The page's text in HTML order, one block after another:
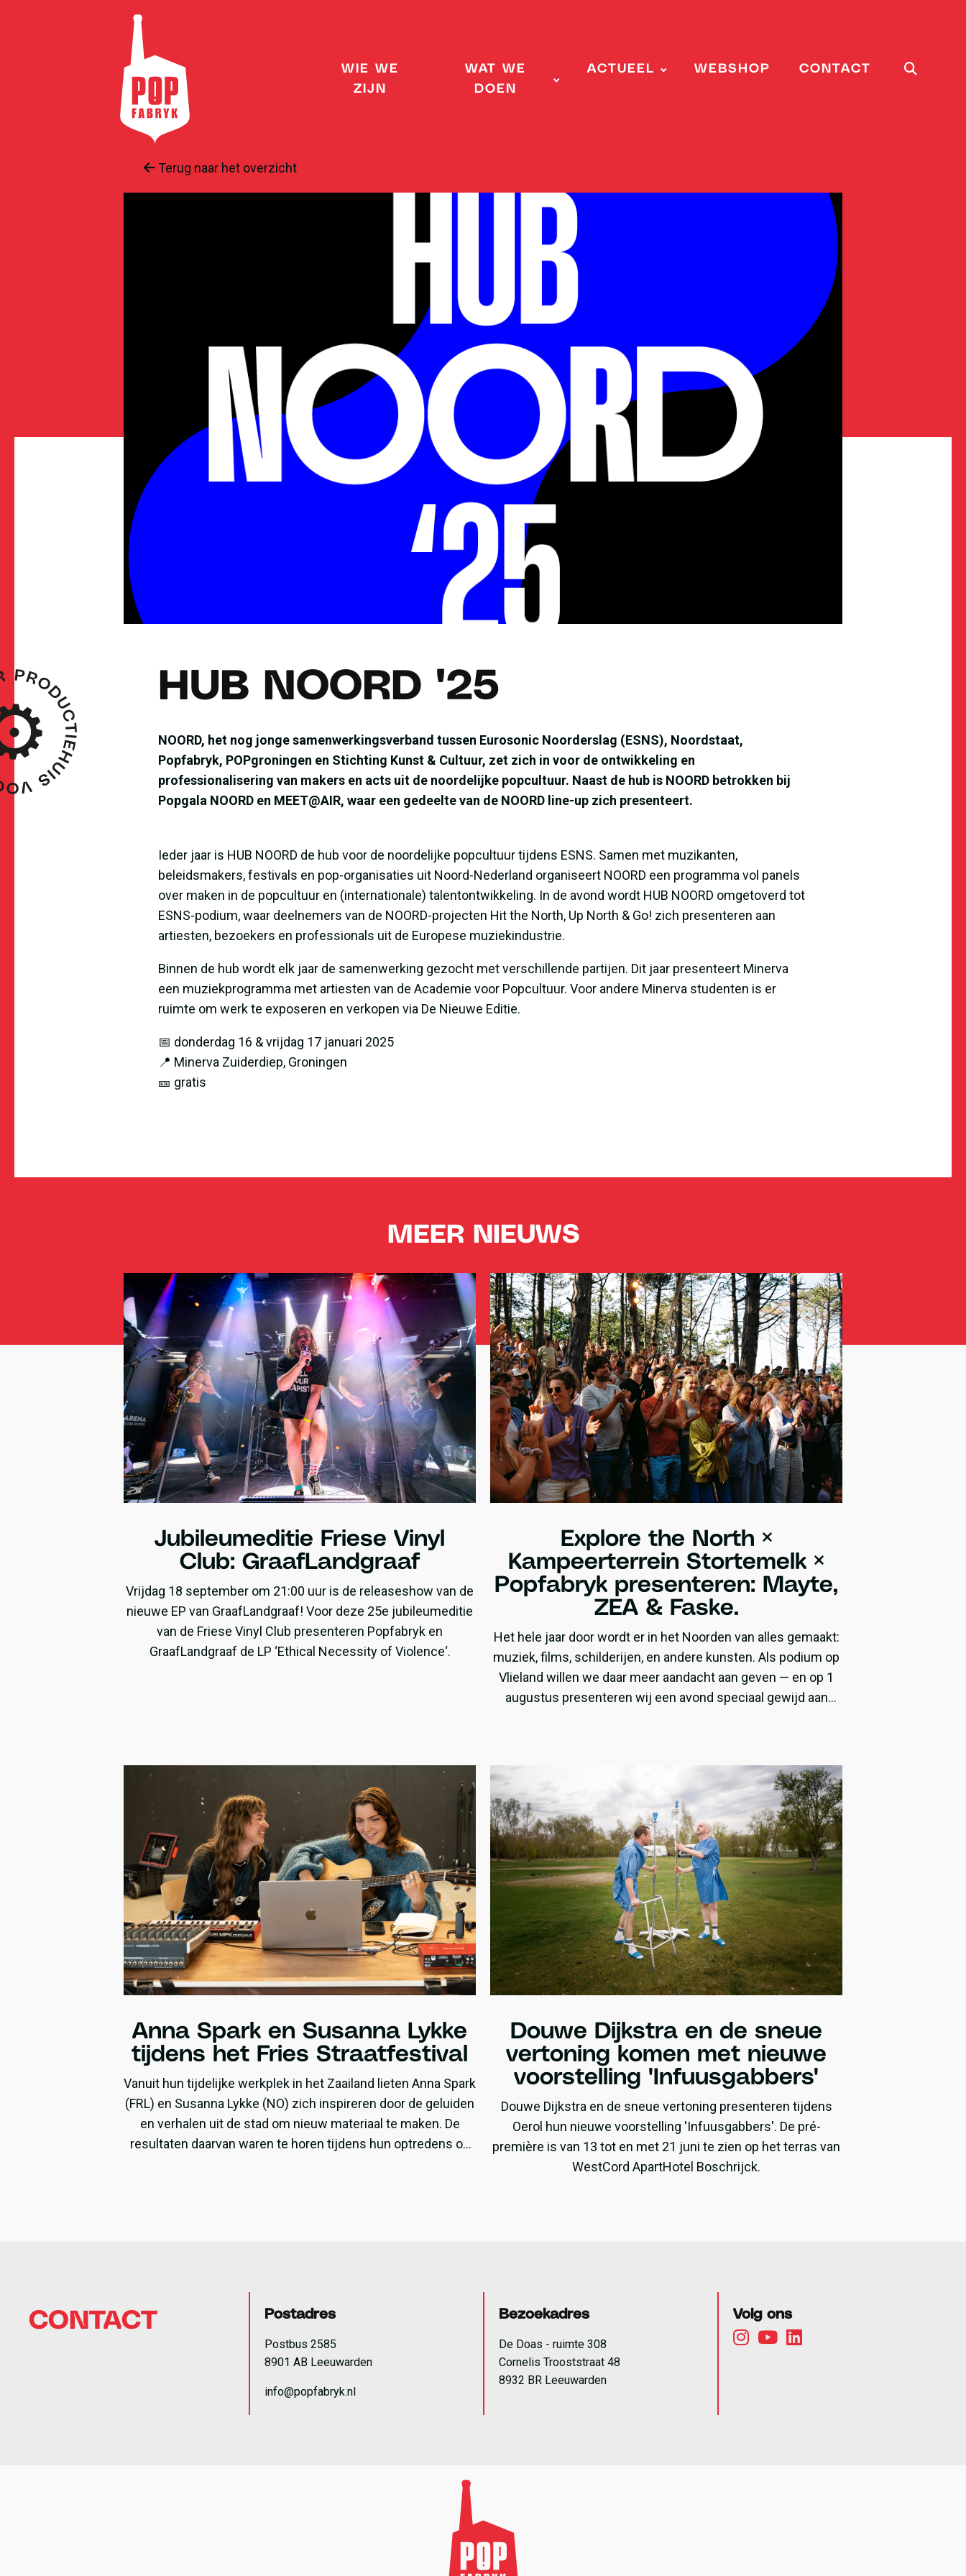
WIE WE
ZIJN
WAT WE
DOEN
ACTUEEL WEBSHOP CONTACT
Terug naar het overzicht
HUB NOORD '25
NOORD, het nog jonge samenwerkingsverband tussen Eurosonic Noorderslag (ESNS), Noordstaat,
Popfabryk, POPgroningen en Stichting Kunst & Cultuur, zet zich in voor de ontwikkeling en
professionalisering van makers en acts uit de noordelijke popcultuur. Naast de hub is NOORD betrokken bij
Popgala NOORD en MEET@AIR, waar een gedeelte van de NOORD line-up zich presenteert.
Ieder jaar is HUB NOORD de hub voor de noordelijke popcultuur tijdens ESNS. Samen met muzikanten,
beleidsmakers, festivals en pop-organisaties uit Noord-Nederland organiseert NOORD een programma vol panels
over maken in de popcultuur en (internationale) talentontwikkeling. In de avond wordt HUB NOORD omgetoverd tot
ESNS-podium, waar deelnemers van de NOORD-projecten Hit the North, Up North & Go! zich presenteren aan
artiesten, bezoekers en professionals uit de Europese muziekindustrie.
Binnen de hub wordt elk jaar de samenwerking gezocht met verschillende partijen. Dit jaar presenteert Minerva
een muziekprogramma met artiesten van de Academie voor Popcultuur. Voor andere Minerva studenten is er
ruimte om werk te exposeren en verkopen via De Nieuwe Editie.
📅 donderdag 16 & vrijdag 17 januari 2025
📍 Minerva Zuiderdiep, Groningen
🎫 gratis
MEER NIEUWS
Jubileumeditie Friese Vinyl
Club: GraafLandgraaf
Vrijdag 18 september om 21:00 uur is de releaseshow van de
nieuwe EP van GraafLandgraaf! Voor deze 25e jubileumeditie
van de Friese Vinyl Club presenteren Popfabryk en
GraafLandgraaf de LP ‘Ethical Necessity of Violence‘.
Explore the North ×
Kampeerterrein Stortemelk ×
Popfabryk presenteren: Mayte,
ZEA & Faske.
Het hele jaar door wordt er in het Noorden van alles gemaakt:
muziek, films, schilderijen, en andere kunsten. Als podium op
Vlieland willen we daar meer aandacht aan geven — en op 1
augustus presenteren wij een avond speciaal gewijd aan
Anna Spark en Susanna Lykke
tijdens het Fries Straatfestival
Vanuit hun tijdelijke werkplek in het Zaailand lieten Anna Spark
(FRL) en Susanna Lykke (NO) zich inspireren door de geluiden
en verhalen uit de stad om nieuw materiaal te maken. De
resultaten daarvan waren te horen tijdens hun optredens op
Douwe Dijkstra en de sneue
vertoning komen met nieuwe
voorstelling 'Infuusgabbers'
Douwe Dijkstra en de sneue vertoning presenteren tijdens
Oerol hun nieuwe voorstelling 'Infuusgabbers'. De pré-
première is van 13 tot en met 21 juni te zien op het terras van
WestCord ApartHotel Boschrijck.
CONTACT Postadres
Postbus 2585
8901 AB Leeuwarden
info@popfabryk.nl
Bezoekadres
De Doas - ruimte 308
Cornelis Trooststraat 48
8932 BR Leeuwarden
Volg ons